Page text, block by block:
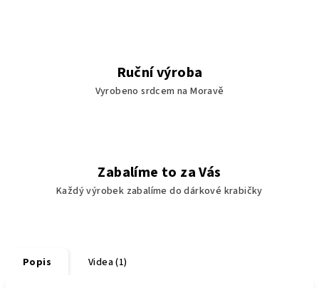
Ruční výroba
Vyrobeno srdcem na Moravě
Zabalíme to za Vás
Každý výrobek zabalíme do dárkové krabičky
Popis Videa (1)